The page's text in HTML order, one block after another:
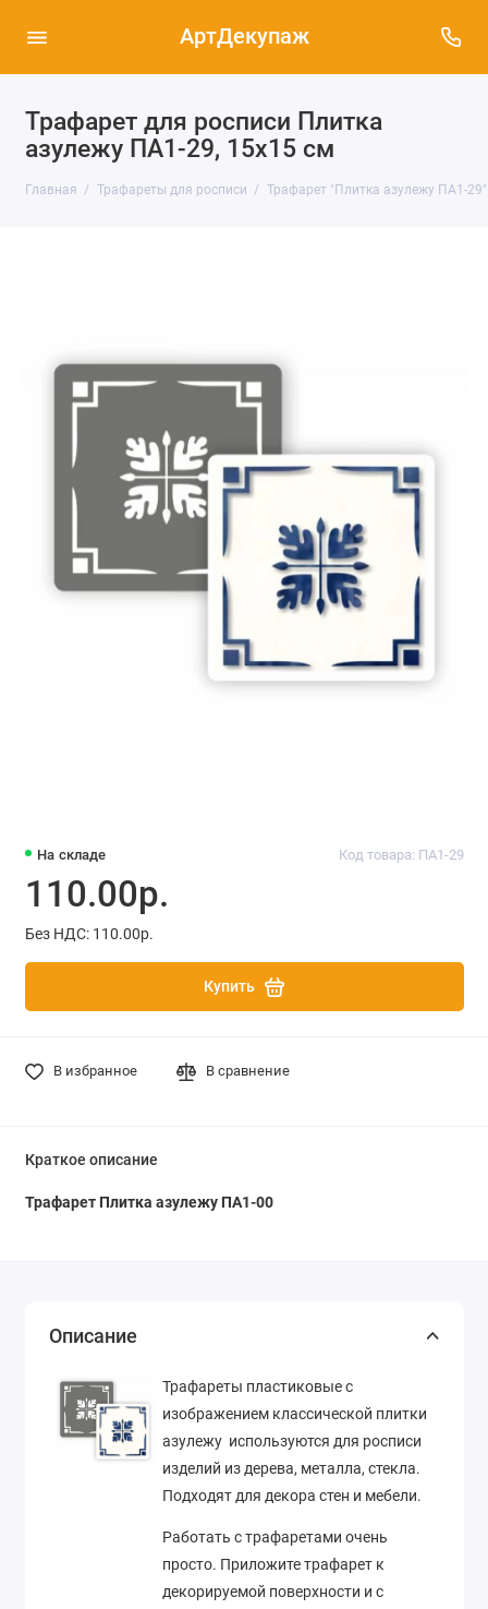
АртДекупаж
Трафарет для росписи Плитка
азулежу ПА1-29, 15х15 см
Главная Трафареты для росписи Трафарет "Плитка азулежу ПА1-
На складе Код товара: ПА1-29
110.00р.
Без НДС: 110.00р.
Купить
В избранное В сравнение
Краткое описание
Трафарет Плитка азулежу ПА1-00
Описание
Трафареты пластиковые с
изображением классической плитки
азулежу используются для росписи
изделий из дерева, металла, стекла.
Подходят для декора стен и мебели.
Работать с трафаретами очень
просто. Приложите трафарет к
декорируемой поверхности и с